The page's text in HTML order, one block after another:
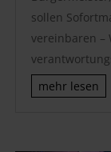
sollen
vereinbaren –
mehr lesen